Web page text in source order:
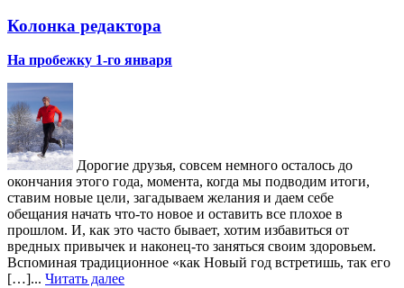
Колонка редактора
На пробежку 1-го января
Дорогие друзья, совсем немного осталось до
окончания этого года, момента, когда мы подводим итоги,
ставим новые цели, загадываем желания и даем себе
обещания начать что-то новое и оставить все плохое в
прошлом. И, как это часто бывает, хотим избавиться от
вредных привычек и наконец-то заняться своим здоровьем.
Вспоминая традиционное «как Новый год встретишь, так его
[…]... Читать далее